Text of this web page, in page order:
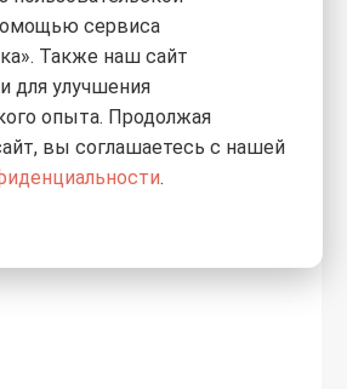
/рул.
B ParoStop 1,6м,
1 клеевая лента
сервиса
Также наш сайт
для улучшения
опыта. Продолжая
вы соглашаетесь с нашей
.